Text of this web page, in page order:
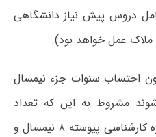
دروس پیش نیاز دانشگاهی
عمل خواهد بود).
احتساب سنوات جزء نیمسال
مشروط به این که تعداد
نیمسال های تحصیلی برای دوره کارشناسی پیوسته ۸ نیمسال و